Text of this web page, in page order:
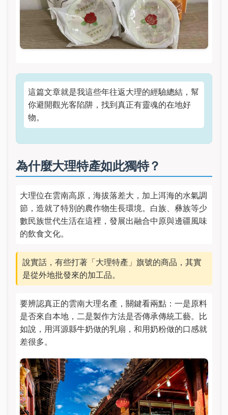
這篇文章就是我這些年往返大理的經驗總結，幫
你避開觀光客陷阱，找到真正有靈魂的在地好
物。
為什麼大理特產如此獨特？
大理位在雲南高原，海拔落差大，加上洱海的水氣調
節，造就了特別的農作物生長環境。白族、彝族等少
數民族世代生活在這裡，發展出融合中原與邊疆風味
的飲食文化。
說實話，有些打著「大理特產」旗號的商品，其實
是從外地批發來的加工品。
要辨認真正的雲南大理名產，關鍵看兩點：一是原料
是否來自本地，二是製作方法是否傳承傳統工藝。比
如說，用洱源縣牛奶做的乳扇，和用奶粉做的口感就
差很多。